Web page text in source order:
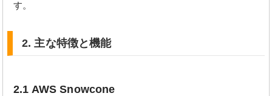
す。
2. 主な特徴と機能
2.1 AWS Snowcone